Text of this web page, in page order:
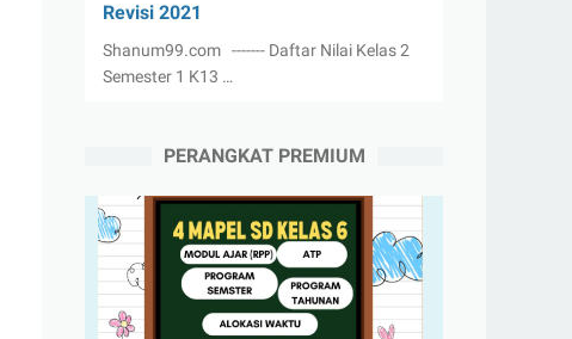
Revisi 2021
Shanum99.com ------- Daftar Nilai Kelas 2
Semester 1 K13 …
PERANGKAT PREMIUM